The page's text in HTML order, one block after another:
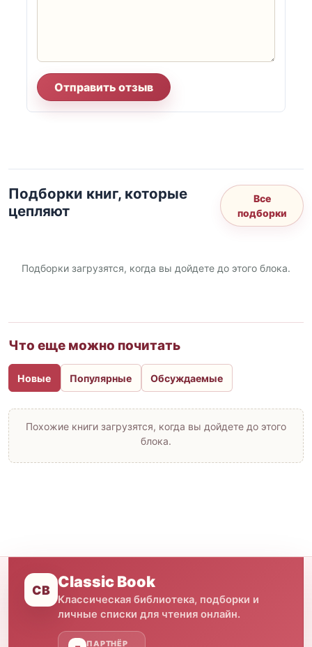
Отправить отзыв
Подборки книг, которые
цепляют
Все
подборки
Подборки загрузятся, когда вы дойдете до этого блока.
Что еще можно почитать
Новые Популярные Обсуждаемые
Похожие книги загрузятся, когда вы дойдете до этого
блока.
CB Classic Book
Классическая библиотека, подборки и
личные списки для чтения онлайн.
ПАРТНЁР